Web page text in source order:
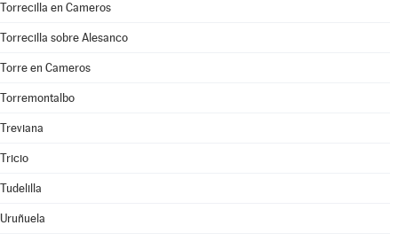
Torrecilla en Cameros
Torrecilla sobre Alesanco
Torre en Cameros
Torremontalbo
Treviana
Tricio
Tudelilla
Uruñuela